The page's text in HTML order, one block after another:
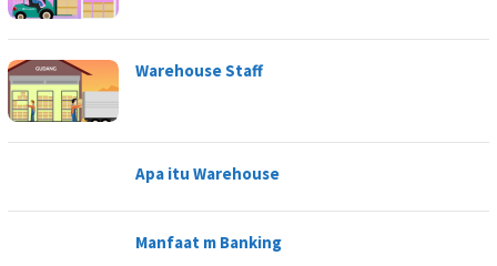
Warehouse Staff
Apa itu Warehouse
Manfaat m Banking